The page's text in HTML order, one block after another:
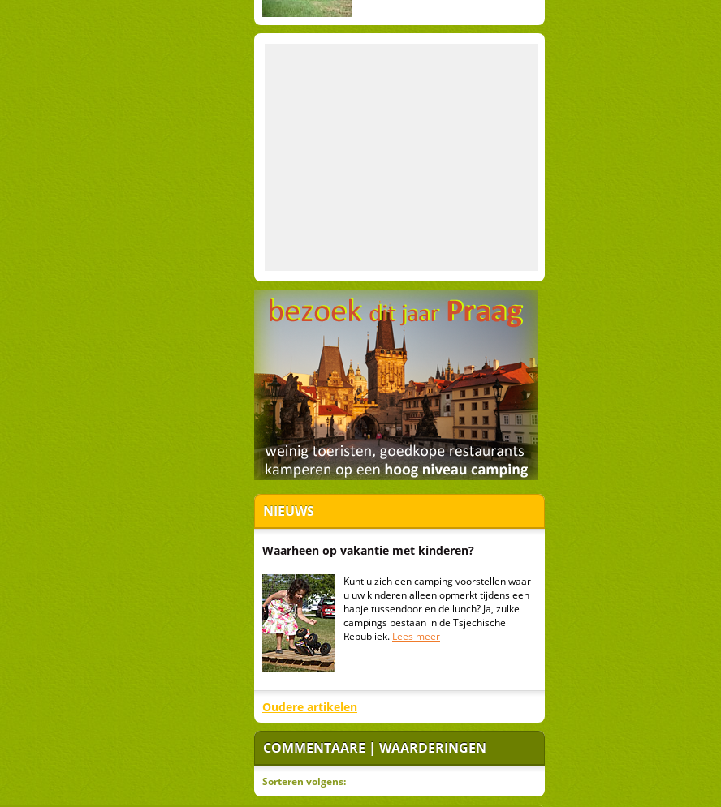
NIEUWS
Waarheen op vakantie met kinderen?
Kunt u zich een camping voorstellen waar
u uw kinderen alleen opmerkt tijdens een
hapje tussendoor en de lunch? Ja, zulke
campings bestaan in de Tsjechische
Republiek. Lees meer
Oudere artikelen
COMMENTAARE | WAARDERINGEN
Sorteren volgens: